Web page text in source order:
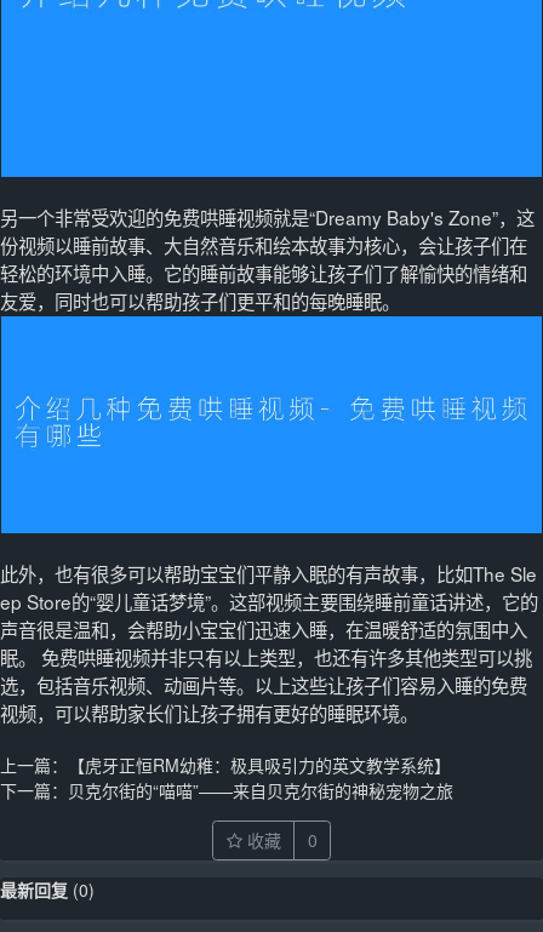
另一个非常受欢迎的免费哄睡视频就是“Dreamy Baby's Zone”，这
份视频以睡前故事、大自然音乐和绘本故事为核心，会让孩子们在
轻松的环境中入睡。它的睡前故事能够让孩子们了解愉快的情绪和
友爱，同时也可以帮助孩子们更平和的每晚睡眠。
此外，也有很多可以帮助宝宝们平静入眠的有声故事，比如The Sle
ep Store的“婴儿童话梦境”。这部视频主要围绕睡前童话讲述，它的
声音很是温和，会帮助小宝宝们迅速入睡，在温暖舒适的氛围中入
眠。 免费哄睡视频并非只有以上类型，也还有许多其他类型可以挑
选，包括音乐视频、动画片等。以上这些让孩子们容易入睡的免费
视频，可以帮助家长们让孩子拥有更好的睡眠环境。
上一篇：
【虎牙正恒RM幼稚：极具吸引力的英文教学系统】
下一篇： 贝克尔街的“喵喵”——来自贝克尔街的神秘宠物之旅
收藏 0
最新回复 (0)